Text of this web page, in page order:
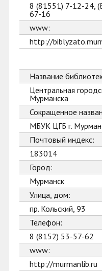
8 (81551) 7-12-24,
67-16
www:
http://
Название
Центральная
Мурманска
Сокращенное
МБУК ЦГБ г.
Почтовый индекс:
183014
Город:
Мурманск
Улица, дом:
пр. Кольский, 93
Телефон:
8 (8152) 53-57-62
www:
http://murmanlib.ru